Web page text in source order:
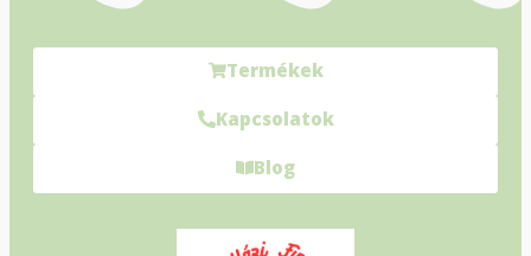
Termékek
Kapcsolatok
Blog